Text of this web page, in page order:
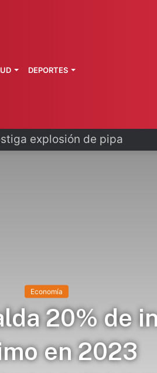
explosión de pipa
DEPORTES
Economía
20% de
en 2023